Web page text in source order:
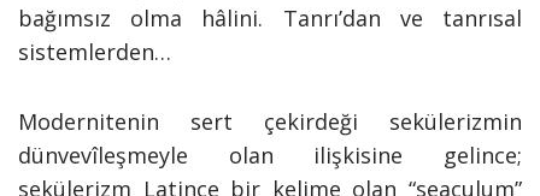
bağımsız olma hâlini. Tanrı’dan ve tanrısal
sistemlerden…
Modernitenin sert çekirdeği sekülerizmin
dünvevîleşmeyle olan ilişkisine gelince;
sekülerizm Latince bir kelime olan “seaculum”